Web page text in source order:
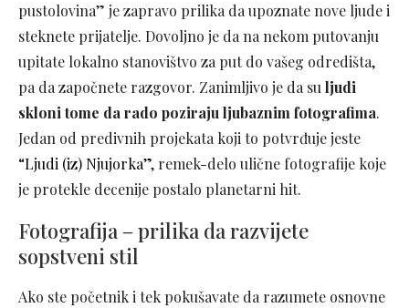
pustolovina” je zapravo prilika da upoznate nove ljude i
steknete prijatelje. Dovoljno je da na nekom putovanju
upitate lokalno stanovištvo za put do vašeg odredišta,
pa da započnete razgovor. Zanimljivo je da suljudi
skloni tome da rado poziraju ljubaznim fotografima.
Jedan od predivnih projekata koji to potvrđuje jeste
“Ljudi (iz) Njujorka”, remek-delo ulične fotografije koje
je protekle decenije postalo planetarni hit.
Fotografija – prilika da razvijete
sopstveni stil
Ako ste početnik i tek pokušavate da razumete osnovne